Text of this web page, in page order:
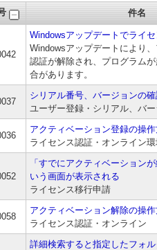
件名
Windowsアップデートでライ
Windowsアップデートにより
認証が解除され、プログラム
合があります。
シリアル番号、バージョンの
ユーザー登録・シリアル、バ
アクティベーション登録の操
ライセンス認証・オンライン
「すでにアクティベーション
いう画面が表示される
ライセンス移行申請
アクティベーション解除の操
ライセンス認証・オンライン
詳細検索すると指定したフォ